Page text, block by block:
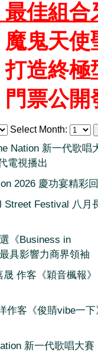
佳組合
鬼天使
造終極
票公開
Select Month:
Nation 新一代歌唱
電視播出
2026 慶功宴精彩
Street Festival 八月
《Business in
具影響力商界領袖
晟 作客《穎音楓報
作客《俊䝼vibe一下
新一代歌唱大賽